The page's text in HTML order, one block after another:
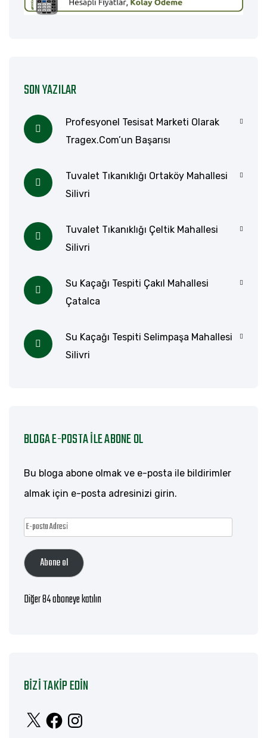
SON YAZILAR
Profesyonel Tesisat Marketi Olarak
Tragex.com’un Başarısı
Tuvalet Tıkanıklığı Ortaköy Mahallesi
Silivri
Tuvalet Tıkanıklığı Çeltik Mahallesi
Silivri
Su Kaçağı Tespiti Çakıl Mahallesi
Çatalca
Su Kaçağı Tespiti Selimpaşa Mahallesi
Silivri
BLOGA E-POSTA ILE ABONE OL
Bu bloga abone olmak ve e-posta ile bildirimler
almak için e-posta adresinizi girin.
E-
AdresiAbone ol
Diğer 84 aboneye katılın
BIZI TAKIP EDIN
X FacebookInstagram